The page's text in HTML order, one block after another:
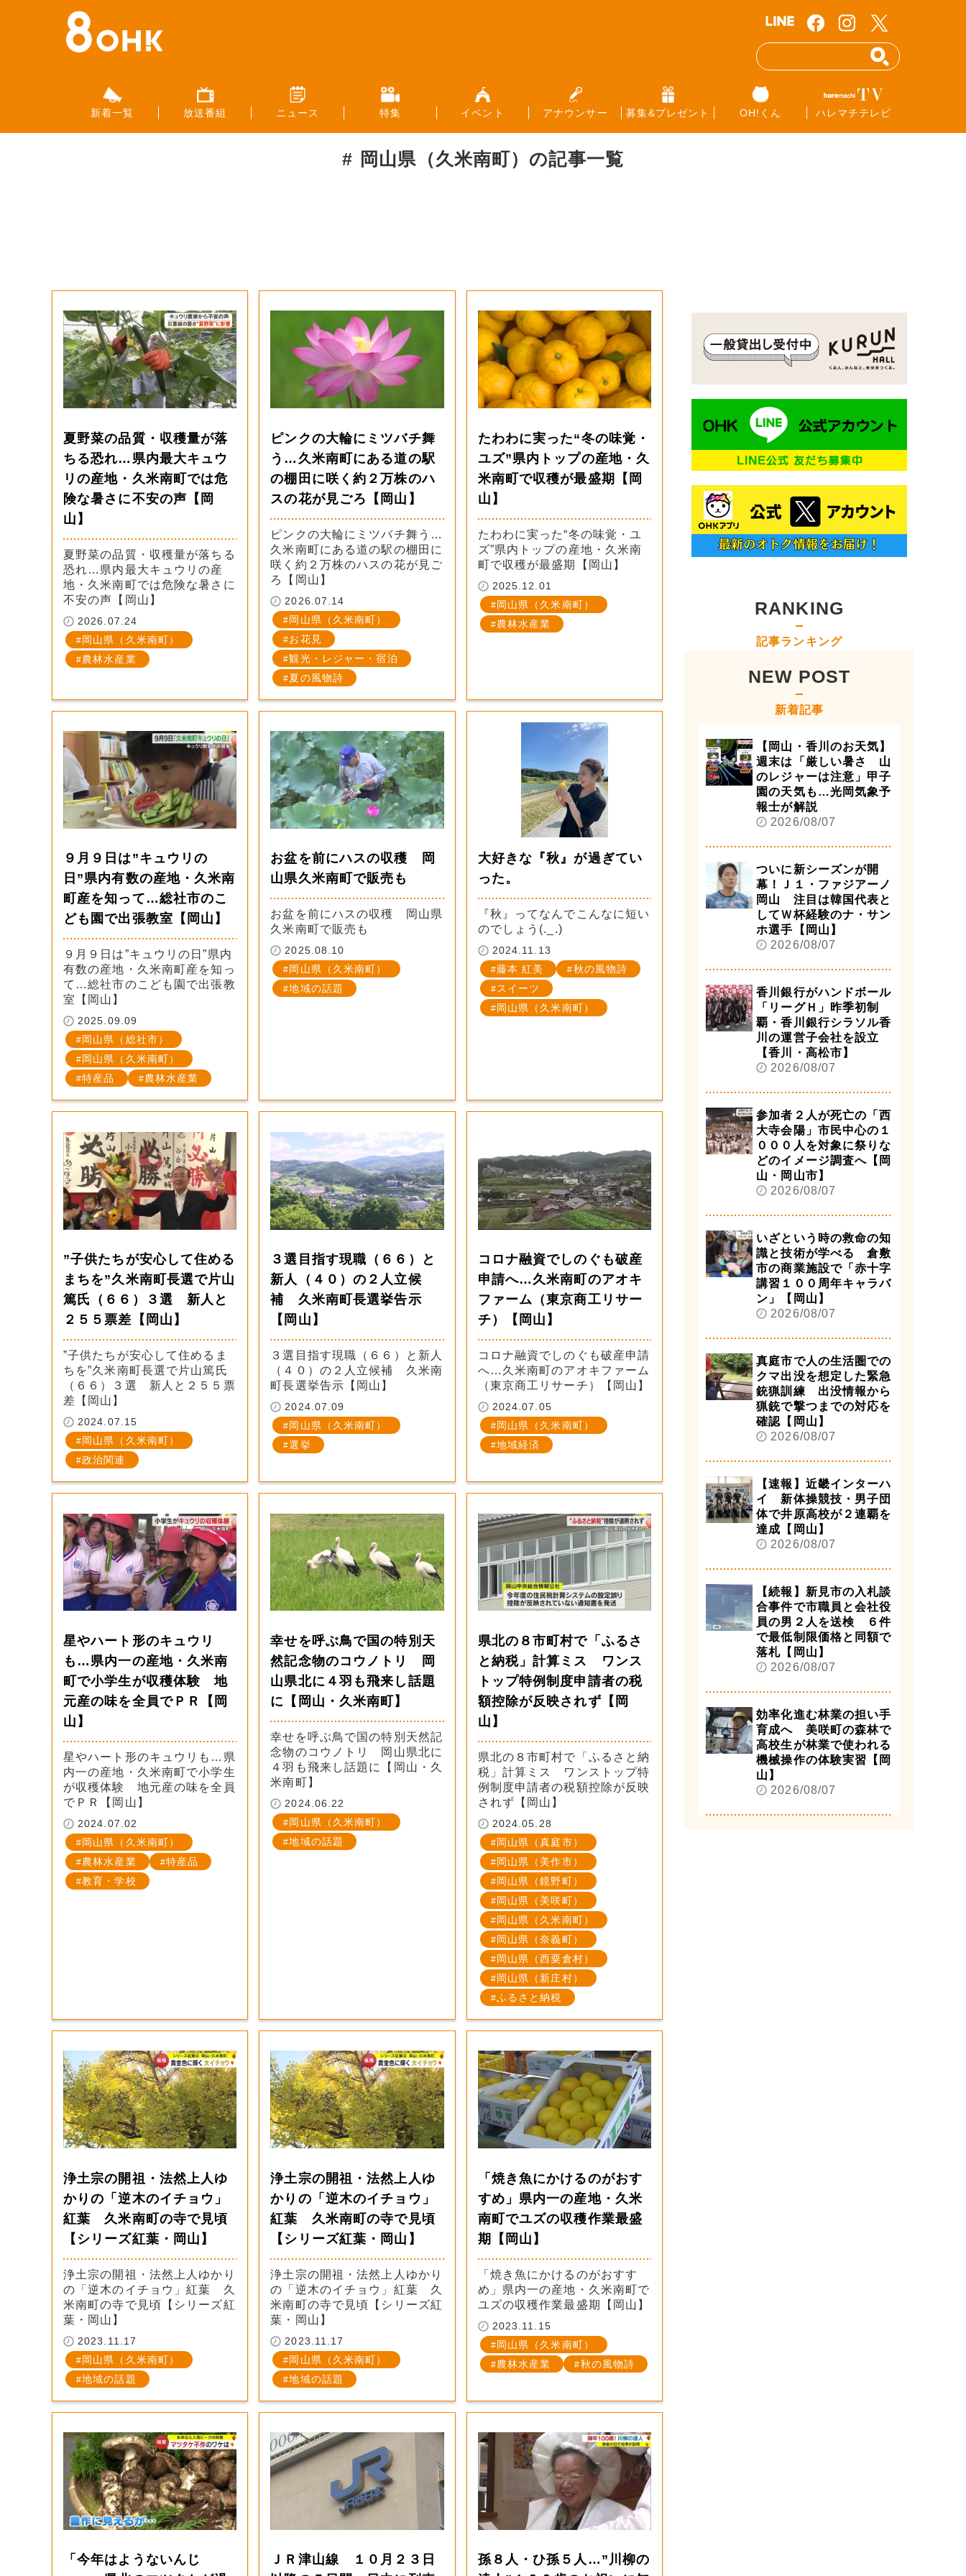
新着一覧 放送番組 ニュース 特集 イベント アナウンサー 募集&プレゼント OH!くん ハレマチテレビ
岡山県（久米南町） の記事一覧
夏野菜の品質・収穫量が落
ちる恐れ…県内最大キュウ
リの産地・久米南町では危
険な暑さに不安の声【岡
山】
夏野菜の品質・収穫量が落ちる
恐れ…県内最大キュウリの産
地・久米南町では危険な暑さに
不安の声【岡山】
2026.07.24
岡山県（久米南町）
農林水産業
ピンクの大輪にミツバチ舞
う…久米南町にある道の駅
の棚田に咲く約２万株のハ
スの花が見ごろ【岡山】
ピンクの大輪にミツバチ舞う…
久米南町にある道の駅の棚田に
咲く約２万株のハスの花が見ご
ろ【岡山】
2026.07.14
岡山県（久米南町）
お花見
観光・レジャー・宿泊
夏の風物詩
たわわに実った“冬の味覚・
ユズ”県内トップの産地・久
米南町で収穫が最盛期【岡
山】
たわわに実った“冬の味覚・ユ
ズ”県内トップの産地・久米南
町で収穫が最盛期【岡山】
2025.12.01
岡山県（久米南町）
農林水産業
９月９日は”キュウリの
日”県内有数の産地・久米南
町産を知って…総社市のこ
ども園で出張教室【岡山】
９月９日は”キュウリの日”県内
有数の産地・久米南町産を知っ
て…総社市のこども園で出張教
室【岡山】
2025.09.09
岡山県（総社市）
岡山県（久米南町）
特産品
農林水産業
お盆を前にハスの収穫 岡
山県久米南町で販売も
お盆を前にハスの収穫 岡山県
久米南町で販売も
2025.08.10
岡山県（久米南町）
地域の話題
大好きな『秋』が過ぎてい
った。
『秋』ってなんでこんなに短い
のでしょう(._.)
2024.11.13
藤本 紅美
秋の風物詩
スイーツ
岡山県（久米南町）
”子供たちが安心して住める
まちを”久米南町長選で片山
篤氏（６６）３選 新人と
２５５票差【岡山】
”子供たちが安心して住めるま
ちを”久米南町長選で片山篤氏
（６６）３選 新人と２５５票
差【岡山】
2024.07.15
岡山県（久米南町）
政治関連
３選目指す現職（６６）と
新人（４０）の２人立候
補 久米南町長選挙告示
【岡山】
３選目指す現職（６６）と新人
（４０）の２人立候補 久米南
町長選挙告示【岡山】
2024.07.09
岡山県（久米南町）
選挙
コロナ融資でしのぐも破産
申請へ…久米南町のアオキ
ファーム（東京商工リサー
チ）【岡山】
コロナ融資でしのぐも破産申請
へ…久米南町のアオキファーム
（東京商工リサーチ）【岡山】
2024.07.05
岡山県（久米南町）
地域経済
星やハート形のキュウリ
も…県内一の産地・久米南
町で小学生が収穫体験 地
元産の味を全員でＰＲ【岡
山】
星やハート形のキュウリも…県
内一の産地・久米南町で小学生
が収穫体験 地元産の味を全員
でＰＲ【岡山】
2024.07.02
岡山県（久米南町）
農林水産業
特産品
教育・学校
幸せを呼ぶ鳥で国の特別天
然記念物のコウノトリ 岡
山県北に４羽も飛来し話題
に【岡山・久米南町】
幸せを呼ぶ鳥で国の特別天然記
念物のコウノトリ 岡山県北に
４羽も飛来し話題に【岡山・久
米南町】
2024.06.22
岡山県（久米南町）
地域の話題
県北の８市町村で「ふるさ
と納税」計算ミス ワンス
トップ特例制度申請者の税
額控除が反映されず【岡
山】
県北の８市町村で「ふるさと納
税」計算ミス ワンストップ特
例制度申請者の税額控除が反映
されず【岡山】
2024.05.28
岡山県（真庭市）
岡山県（美作市）
岡山県（鏡野町）
岡山県（美咲町）
岡山県（久米南町）
岡山県（奈義町）
岡山県（西粟倉村）
岡山県（新庄村）
ふるさと納税
浄土宗の開祖・法然上人ゆ
かりの「逆木のイチョウ」
紅葉 久米南町の寺で見頃
【シリーズ紅葉・岡山】
浄土宗の開祖・法然上人ゆかり
の「逆木のイチョウ」紅葉 久
米南町の寺で見頃【シリーズ紅
葉・岡山】
2023.11.17
岡山県（久米南町）
地域の話題
浄土宗の開祖・法然上人ゆ
かりの「逆木のイチョウ」
紅葉 久米南町の寺で見頃
【シリーズ紅葉・岡山】
浄土宗の開祖・法然上人ゆかり
の「逆木のイチョウ」紅葉 久
米南町の寺で見頃【シリーズ紅
葉・岡山】
2023.11.17
岡山県（久米南町）
地域の話題
「焼き魚にかけるのがおす
すめ」県内一の産地・久米
南町でユズの収穫作業最盛
期【岡山】
「焼き魚にかけるのがおすす
め」県内一の産地・久米南町で
ユズの収穫作業最盛期【岡山】
2023.11.15
岡山県（久米南町）
農林水産業
秋の風物詩
「今年はようないんじ
ＪＲ津山線 １０月２３日
孫８人・ひ孫５人…”川柳の
RANKING
記事ランキング
NEW POST
新着記事
【岡山・香川のお天気】
週末は「厳しい暑さ 山
のレジャーは注意」甲子
園の天気も…光岡気象予
報士が解説
2026/08/07
ついに新シーズンが開
幕！Ｊ１・ファジアーノ
岡山 注目は韓国代表と
してＷ杯経験のナ・サン
ホ選手【岡山】
2026/08/07
香川銀行がハンドボール
「リーグＨ」昨季初制
覇・香川銀行シラソル香
川の運営子会社を設立
【香川・高松市】
2026/08/07
参加者２人が死亡の「西
大寺会陽」市民中心の１
０００人を対象に祭りな
どのイメージ調査へ【岡
山・岡山市】
2026/08/07
いざという時の救命の知
識と技術が学べる 倉敷
市の商業施設で「赤十字
講習１００周年キャラバ
ン」【岡山】
2026/08/07
真庭市で人の生活圏での
クマ出没を想定した緊急
銃猟訓練 出没情報から
猟銃で撃つまでの対応を
確認【岡山】
2026/08/07
【速報】近畿インターハ
イ 新体操競技・男子団
体で井原高校が２連覇を
達成【岡山】
2026/08/07
【続報】新見市の入札談
合事件で市職員と会社役
員の男２人を送検 ６件
で最低制限価格と同額で
落札【岡山】
2026/08/07
効率化進む林業の担い手
育成へ 美咲町の森林で
高校生が林業で使われる
機械操作の体験実習【岡
山】
2026/08/07